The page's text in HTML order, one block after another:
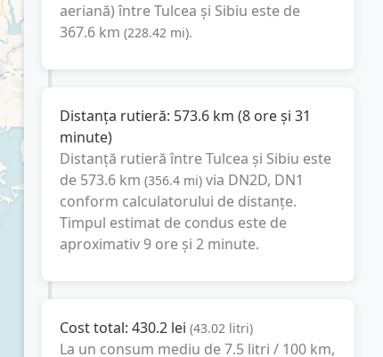
aeriană) întreTulcea și Sibiu este de
367.6 km (228.42 mi).
Distanța rutieră: 573.6 km (8 ore și 31
minute)
Distanță rutieră întreTulcea și Sibiu este
de 573.6 km (356.4 mi) via DN2D, DN1
conform calculatorului de distanțe.
Timpul estimat de condus este de
aproximativ 9 ore și 2 minute.
Cost total: 430.2 lei (43.02 litri)
La un consum mediu de7.5 litri / 100 km,